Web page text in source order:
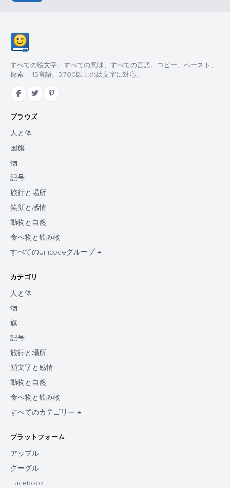
すべての絵文字、すべての意味、すべての言語。コピー、ペースト、
探索 — 15言語、3,700以上の絵文字に対応。
ブラウズ
人と体
国旗
物
記号
旅行と場所
笑顔と感情
動物と自然
食べ物と飲み物
すべてのUnicodeグループ →
カテゴリ
人と体
物
旗
記号
旅行と場所
顔文字と感情
動物と自然
食べ物と飲み物
すべてのカテゴリー →
プラットフォーム
アップル
グーグル
Facebook